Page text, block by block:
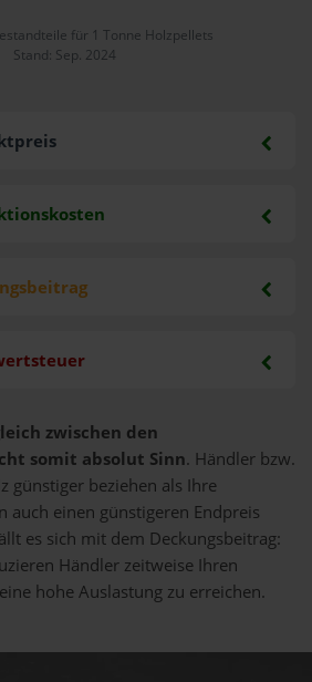
für 1 Tonne Holzpellets
Stand: Sep. 2024
zwischen den
somit absolut Sinn. Händler bzw.
günstiger beziehen als Ihre
auch einen günstigeren Endpreis
es sich mit dem Deckungsbeitrag:
Händler zeitweise Ihren
hohe Auslastung zu erreichen.